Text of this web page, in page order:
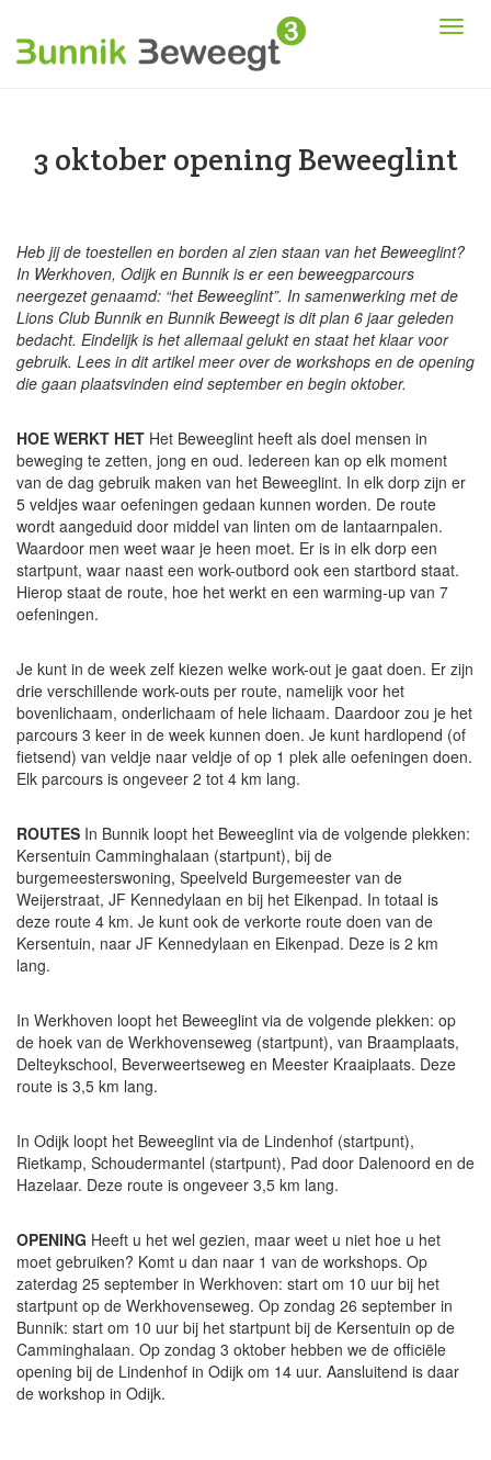
3 oktober opening Beweeglint
Heb jij de toestellen en borden al zien staan van het Beweeglint?
In Werkhoven, Odijk en Bunnik is er een beweegparcours
neergezet genaamd: “het Beweeglint”. In samenwerking met de
Lions Club Bunnik en Bunnik Beweegt is dit plan 6 jaar geleden
bedacht. Eindelijk is het allemaal gelukt en staat het klaar voor
gebruik. Lees in dit artikel meer over de workshops en de opening
die gaan plaatsvinden eind september en begin oktober.
HOE WERKT HET Het Beweeglint heeft als doel mensen in
beweging te zetten, jong en oud. Iedereen kan op elk moment
van de dag gebruik maken van het Beweeglint. In elk dorp zijn er
5 veldjes waar oefeningen gedaan kunnen worden. De route
wordt aangeduid door middel van linten om de lantaarnpalen.
Waardoor men weet waar je heen moet. Er is in elk dorp een
startpunt, waar naast een work-outbord ook een startbord staat.
Hierop staat de route, hoe het werkt en een warming-up van 7
oefeningen.
Je kunt in de week zelf kiezen welke work-out je gaat doen. Er zijn
drie verschillende work-outs per route, namelijk voor het
bovenlichaam, onderlichaam of hele lichaam. Daardoor zou je het
parcours 3 keer in de week kunnen doen. Je kunt hardlopend (of
fietsend) van veldje naar veldje of op 1 plek alle oefeningen doen.
Elk parcours is ongeveer 2 tot 4 km lang.
ROUTES In Bunnik loopt het Beweeglint via de volgende plekken:
Kersentuin Camminghalaan (startpunt), bij de
burgemeesterswoning, Speelveld Burgemeester van de
Weijerstraat, JF Kennedylaan en bij het Eikenpad. In totaal is
deze route 4 km. Je kunt ook de verkorte route doen van de
Kersentuin, naar JF Kennedylaan en Eikenpad. Deze is 2 km
lang.
In Werkhoven loopt het Beweeglint via de volgende plekken: op
de hoek van de Werkhovenseweg (startpunt), van Braamplaats,
Delteykschool, Beverweertseweg en Meester Kraaiplaats. Deze
route is 3,5 km lang.
In Odijk loopt het Beweeglint via de Lindenhof (startpunt),
Rietkamp, Schoudermantel (startpunt), Pad door Dalenoord en de
Hazelaar. Deze route is ongeveer 3,5 km lang.
OPENING Heeft u het wel gezien, maar weet u niet hoe u het
moet gebruiken? Komt u dan naar 1 van de workshops. Op
zaterdag 25 september in Werkhoven: start om 10 uur bij het
startpunt op de Werkhovenseweg. Op zondag 26 september in
Bunnik: start om 10 uur bij het startpunt bij de Kersentuin op de
Camminghalaan. Op zondag 3 oktober hebben we de officiële
opening bij de Lindenhof in Odijk om 14 uur. Aansluitend is daar
de workshop in Odijk.